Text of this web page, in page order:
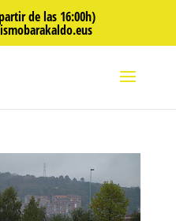
de las 16:00h)